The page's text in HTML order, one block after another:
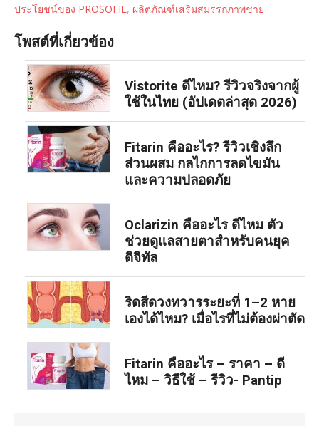
ประโยชน์ของ PROSOFIL , ผลิตภัณฑ์เสริมสมรรถภาพชาย
โพสต์ที่เกี่ยวข้อง
Vistorite ดีไหม? รีวิวจริงจากผู้
ใช้ในไทย (อัปเดตล่าสุด 2026)
Fitarin คืออะไร? รีวิวเชิงลึก
ส่วนผสม กลไกการลดไขมัน
และความปลอดภัย
Oclarizin คืออะไร ดีไหม ตัว
ช่วยดูแลสายตาสำหรับคนยุค
ดิจิทัล
ริดสีดวงทวารระยะที่ 1–2 หาย
เองได้ไหม? เมื่อไรที่ไม่ต้องผ่าตัด
Fitarin คืออะไร – ราคา – ดี
ไหม – วิธีใช้ – รีวิว- Pantip